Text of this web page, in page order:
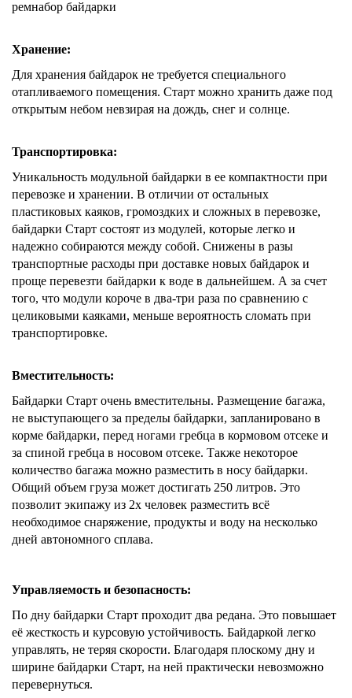
ремнабор байдарки
Хранение:
Для хранения байдарок не требуется специального
отапливаемого помещения. Старт можно хранить даже под
открытым небом невзирая на дождь, снег и солнце.
Транспортировка:
Уникальность модульной байдарки в ее компактности при
перевозке и хранении. В отличии от остальных
пластиковых каяков, громоздких и сложных в перевозке,
байдарки Старт состоят из модулей, которые легко и
надежно собираются между собой. Снижены в разы
транспортные расходы при доставке новых байдарок и
проще перевезти байдарки к воде в дальнейшем. А за счет
того, что модули короче в два-три раза по сравнению с
целиковыми каяками, меньше вероятность сломать при
транспортировке.
Вместительность:
Байдарки Старт очень вместительны. Размещение багажа,
не выступающего за пределы байдарки, запланировано в
корме байдарки, перед ногами гребца в кормовом отсеке и
за спиной гребца в носовом отсеке. Также некоторое
количество багажа можно разместить в носу байдарки.
Общий объем груза может достигать 250 литров. Это
позволит экипажу из 2х человек разместить всё
необходимое снаряжение, продукты и воду на несколько
дней автономного сплава.
Управляемость и безопасность:
По дну байдарки Старт проходит два редана. Это повышает
её жесткость и курсовую устойчивость. Байдаркой легко
управлять, не теряя скорости. Благодаря плоскому дну и
ширине байдарки Старт, на ней практически невозможно
перевернуться.